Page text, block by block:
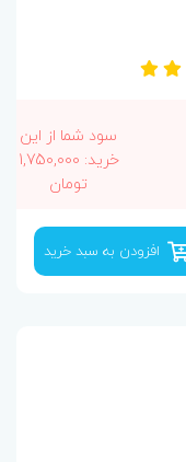
سود شما از این
خرید: 1,750,000
تومان
افزودن به سبد خرید